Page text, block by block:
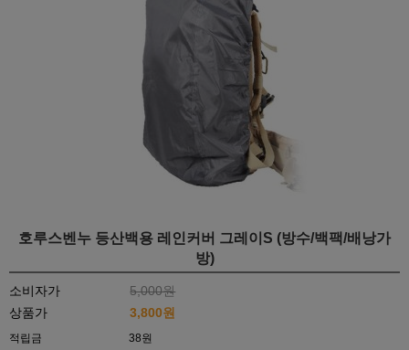
호루스벤누 등산백용 레인커버 그레이S (방수/백팩/배낭가
방)
소비자가
5,000원
상품가
3,800원
적립금 38원